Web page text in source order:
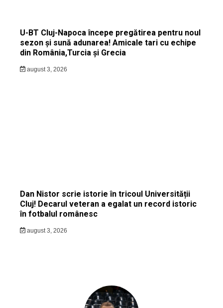
U-BT Cluj-Napoca începe pregătirea pentru noul
sezon și sună adunarea! Amicale tari cu echipe
din România,Turcia și Grecia
august 3, 2026
Dan Nistor scrie istorie în tricoul Universității
Cluj! Decarul veteran a egalat un record istoric
în fotbalul românesc
august 3, 2026